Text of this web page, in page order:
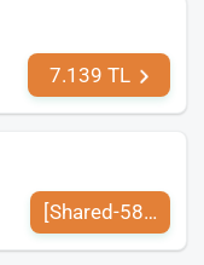
7.139 TL
[Shared-589-tr-